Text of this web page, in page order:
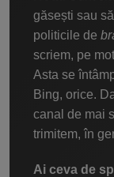
găsești sau
politicile de
scriem, pe
Asta se
Bing, orice.
canal de mai
trimitem, în
Ai ceva de